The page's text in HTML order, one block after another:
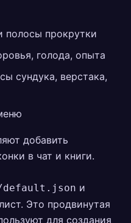
полосы прокрутки
голода, опыта
сундука, верстака,
добавить
в чат и книги.
и
Это продвинутая
для создания